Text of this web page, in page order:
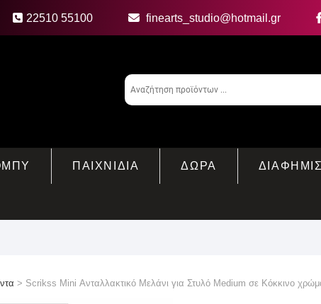
22510 55100 finearts_studio@hotmail.gr
ΠΑΙΧΝΙΔΙΑ ΔΩΡΑ
> Scrikss Mini Ανταλλακτικό Μελάνι για Στυλό Medium σε Κόκκινο